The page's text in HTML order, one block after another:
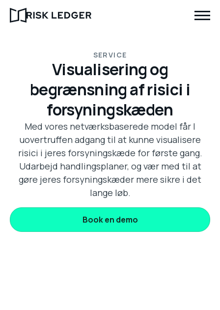
SERVICE
Visualisering og
begrænsning af risici i
forsyningskæden
Med vores netværksbaserede model får I
uovertruffen adgang til at kunne visualisere
risici i jeres forsyningskæde for første gang.
Udarbejd handlingsplaner, og vær med til at
gøre jeres forsyningskæder mere sikre i det
lange løb.
Book en demo